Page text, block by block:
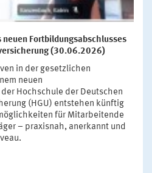
neuen Fortbildungsabschlusses
(30.06.2026)
in der gesetzlichen
neuen
Hochschule der Deutschen
(HGU) entstehen künftig
für Mitarbeitende
– praxisnah, anerkannt und